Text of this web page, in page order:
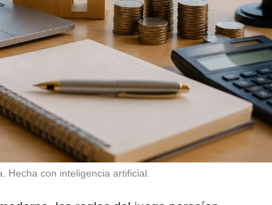
Hecha con inteligencia artificial.